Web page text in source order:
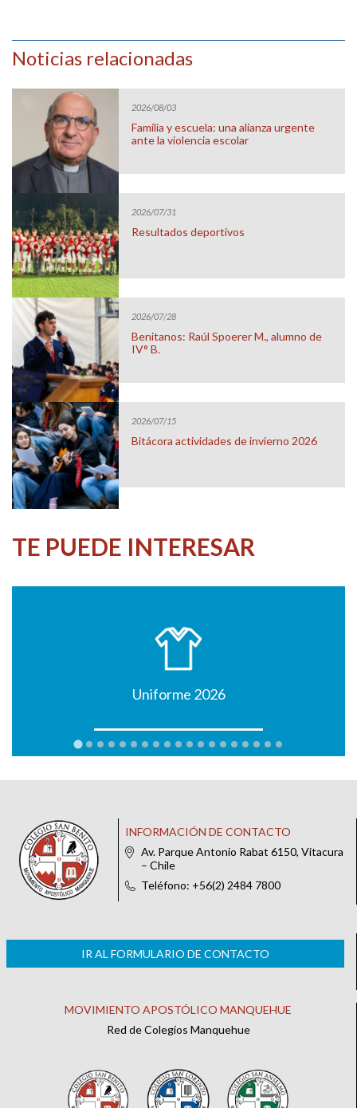
Noticias relacionadas
2026/08/03
Familia y escuela: una alianza urgente
ante la violencia escolar
2026/07/31
Resultados deportivos
2026/07/28
Benitanos: Raúl Spoerer M., alumno de
IV° B.
2026/07/15
Bitácora actividades de invierno 2026
TE PUEDE INTERESAR
Uniforme 2026
INFORMACIÓN DE CONTACTO
Av. Parque Antonio Rabat 6150, Vitacura
– Chile
Teléfono: +56(2) 2484 7800
IR AL FORMULARIO DE CONTACTO
MOVIMIENTO APOSTÓLICO MANQUEHUE
Red de Colegios Manquehue